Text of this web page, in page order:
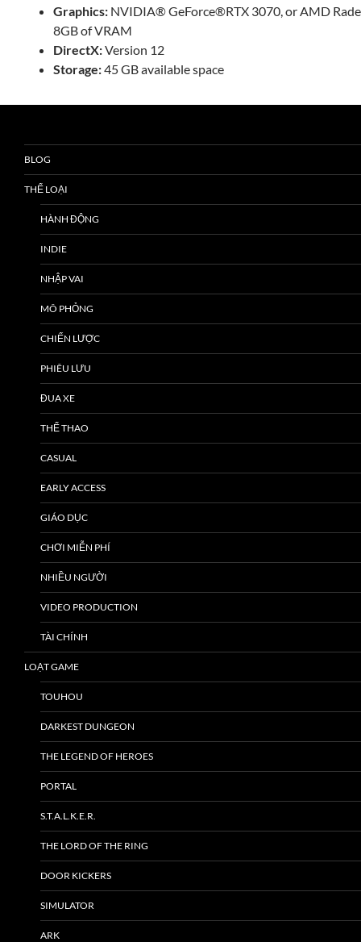
Graphics: NVIDIA® GeForce®RTX 3070, or AMD
8GB of VRAM
DirectX:Version 12
Storage:45 GB available space
BLOG
THỂ LOẠI
HÀNH ĐỘNG
INDIE
NHẬP VAI
MÔ PHỎNG
CHIẾN LƯỢC
PHIÊU LƯU
ĐUA XE
THỂ THAO
CASUAL
EARLY ACCESS
GIÁO DỤC
CHƠI MIỄN PHÍ
NHIỀU NGƯỜI
VIDEO PRODUCTION
TÀI CHÍNH
LOẠT GAME
TOUHOU
DARKEST DUNGEON
THE LEGEND OF HEROES
PORTAL
S.T.A.L.K.E.R.
THE LORD OF THE RING
DOOR KICKERS
SIMULATOR
ARK